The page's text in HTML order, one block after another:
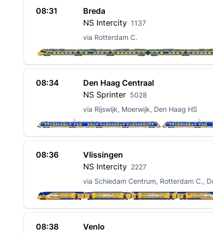
08:31
Breda
NS Intercity 1137
via Rotterdam C.
08:34
Den Haag Centraal
NS Sprinter 5028
via Rijswijk, Moerwijk, Den Haag HS
08:36
Vlissingen
NS Intercity 2227
via Schiedam Centrum, Rotterdam C.,
08:38
Venlo